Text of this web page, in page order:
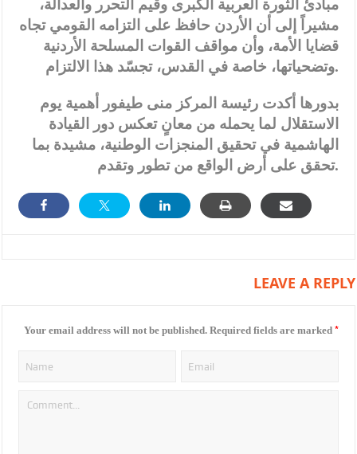
مبادئ الثورة العربية الكبرى وقيم التحرر والعدالة،
مشيراً إلى أن الأردن حافظ على التزامه القومي تجاه
قضايا الأمة، وأن مواقف القوات المسلحة الأردنية
وتضحياتها، خاصة في القدس، تجسّد هذا الالتزام.
بدورها أكدت رئيسة المركز منى طيفور أهمية يوم
الاستقلال لما يحمله من معانٍ تعكس دور القيادة
الهاشمية في تحقيق المنجزات الوطنية، مشيدة بما
تحقق على أرض الواقع من تطور وتقدم.
LEAVE A REPLY
Your email address will not be published. Required fields are marked *